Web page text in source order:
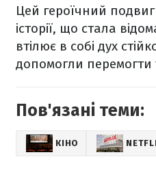
Цей героїчний
історії, що стала
втілює в собі дух
допомогли перемогти
Пов'язані теми:
КІНО